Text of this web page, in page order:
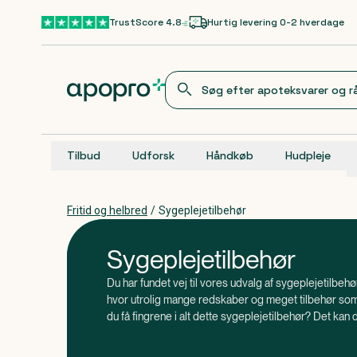
Gå til hovedindholdTrustScore 4.8 Hurtig levering 0-2 hverdage
Tilbud Udforsk Håndkøb Hudpleje
Fritid og helbred / Sygeplejetilbehør
Sygeplejetilbehør
Du har fundet vej til vores udvalg af
hvor utrolig mange redskaber og meget tilbehør
du få fingrene i alt dette sygeplejetilbehør? Det kan